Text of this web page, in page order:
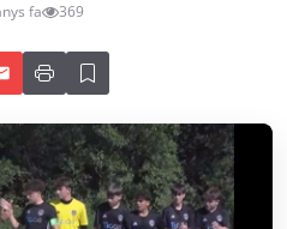
fa 369